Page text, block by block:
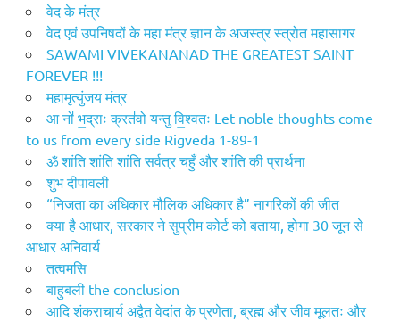
वेद के मंत्र
वेद एवं उपनिषदों के महा मंत्र ज्ञान के अजस्त्र स्त्रोत महासागर
SAWAMI VIVEKANANAD THE GREATEST SAINT
FOREVER !!!
महामृत्युंजय मंत्र
आ नो॑ भ॒द्राः क्रत॑वो यन्तु वि॒श्वतः Let noble thoughts come
to us from every side Rigveda 1-89-1
ॐ शांति शांति शांति सर्वत्र चहुँ और शांति की प्रार्थना
शुभ दीपावली
“निजता का अधिकार मौलिक अधिकार है” नागरिकों की जीत
क्या है आधार, सरकार ने सुप्रीम कोर्ट को बताया, होगा 30 जून से
आधार अनिवार्य
तत्वमसि
​बाहुबली the conclusion
आदि शंकराचार्य अद्वैत वेदांत के प्रणेता, ब्रह्म और जीव मूलतः और